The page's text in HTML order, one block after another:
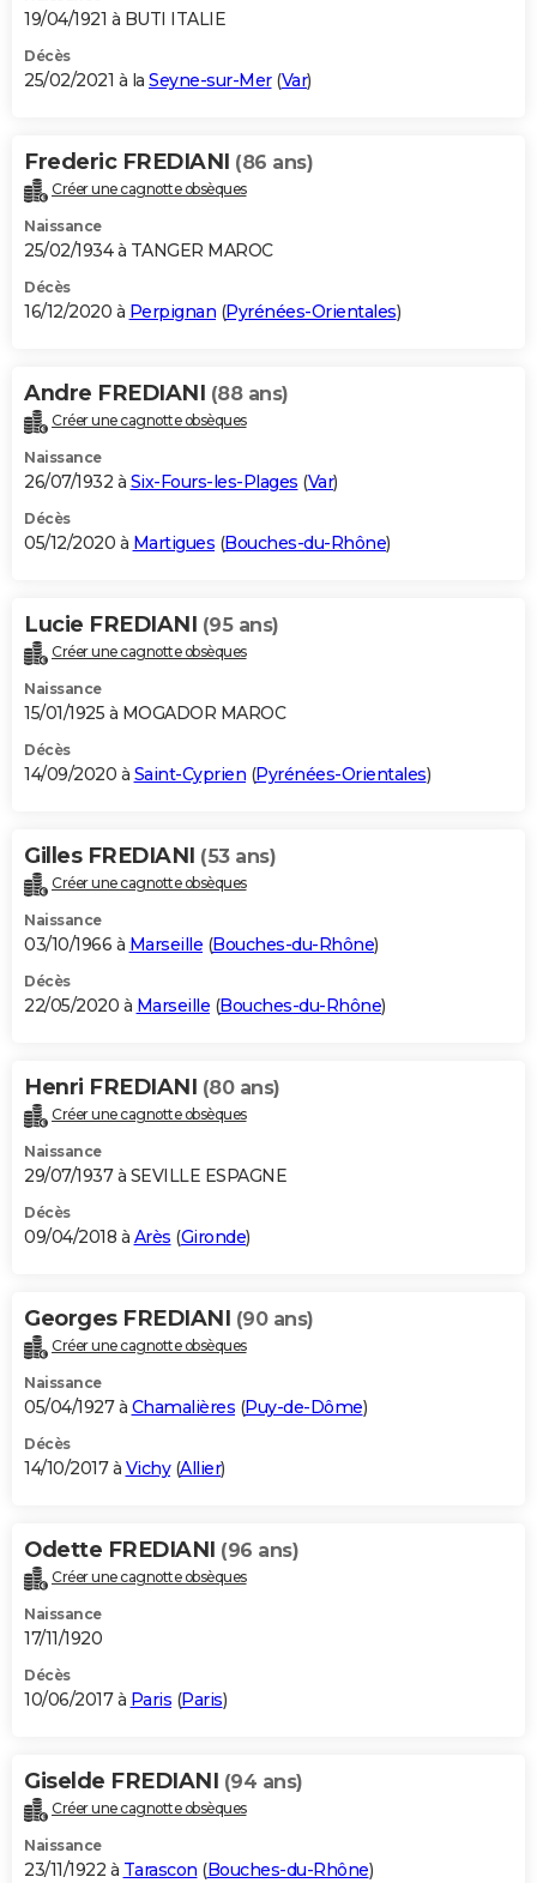
19/04/1921 à BUTI ITALIE
Décès
25/02/2021 à la Seyne-sur-Mer(Var)
Frederic FREDIANI (86 ans)
Créer une cagnotte obsèques
Naissance
25/02/1934 à TANGER MAROC
Décès
16/12/2020 à Perpignan (Pyrénées-Orientales)
Andre FREDIANI (88 ans)
Créer une cagnotte obsèques
Naissance
26/07/1932 à Six-Fours-les-Plages (Var)
Décès
05/12/2020 à Martigues (Bouches-du-Rhône)
Lucie FREDIANI (95 ans)
Créer une cagnotte obsèques
Naissance
15/01/1925 à MOGADOR MAROC
Décès
14/09/2020 à Saint-Cyprien (Pyrénées-Orientales)
Gilles FREDIANI (53 ans)
Créer une cagnotte obsèques
Naissance
03/10/1966 à Marseille (Bouches-du-Rhône)
Décès
22/05/2020 à Marseille (Bouches-du-Rhône)
Henri FREDIANI (80 ans)
Créer une cagnotte obsèques
Naissance
29/07/1937 à SEVILLE ESPAGNE
Décès
09/04/2018 à Arès (Gironde)
Georges FREDIANI (90 ans)
Créer une cagnotte obsèques
Naissance
05/04/1927 à Chamalières (Puy-de-Dôme)
Décès
14/10/2017 à Vichy(Allier)
Odette FREDIANI (96 ans)
Créer une cagnotte obsèques
Naissance
17/11/1920
Décès
10/06/2017 à Paris (Paris)
Giselde FREDIANI (94 ans)
Créer une cagnotte obsèques
Naissance
23/11/1922 à Tarascon (Bouches-du-Rhône)